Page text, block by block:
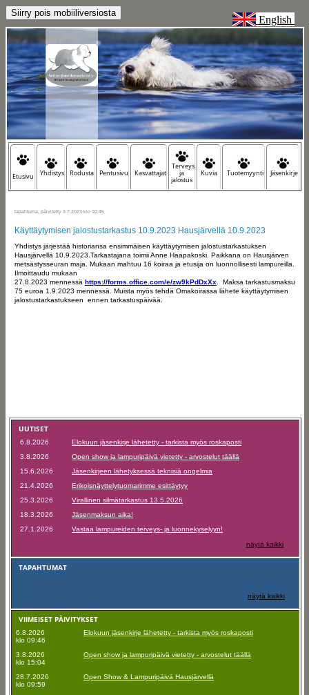
English
Etusivu Yhdistys Rodusta Pentusivu Kasvattajat
Terveys
ja
jalostus
Kuvia Tuotemyynti Jäsenkirje
tapahtuma, päivitetty 3.7.2023 klo 10:45
Käyttäytymisen jalostustarkastus 10.9.2023 Hausjärvellä 10.9.2023
Yhdistys järjestää historiansa ensimmäisen käyttäytymisen jalostustarkastuksen
Hausjärvellä 10.9.2023.Tarkastajana toimii Anne Haapakoski. Paikkana on Hausjärven
metsästysseuran maja. Mukaan mahtuu 16 koiraa ja etusija on luonnollisesti lampureilla.
Ilmoittaudu mukaan
27.8.2023 mennessä https://forms.office.com/e/zw9kPdDxXx
Maksa tarkastusmaksu
75 euroa 1.9.2023 mennessä. Muista myös tehdä Omakoirassa lähete käyttäytymisen
jalostustarkastukseen ennen tarkastuspäivää.
UUTISET
6.8.2026
Elokuun jäsenkirje lähetetty - tarkista myös roskaposti
3.8.2026
Open show ja lampuripäivä vietetty - arvostelut täällä
15.6.2026
Jäsenkirjeen lähetyksessä teknisiä ongelmia
21.4.2026
Erikoisnäyttelytuomarimme esittäytyy
25.3.2026
Virallinen silmätarkastus 13.5.2026
18.3.2026
Jäsenmaksun aika!
27.1.2026
Vastaa lampureiden terveys- ja luonnekyselyyn!
näytä kaikki
TAPAHTUMAT
näytä kaikki
VIIMEISET PÄIVITYKSET
6.8.2026
klo 09:46
Elokuun jäsenkirje lähetetty - tarkista myös roskaposti
3.8.2026
klo 15:04
Open show ja lampuripäivä vietetty - arvostelut täällä
28.7.2026
klo 09:59
Open Show & Lampuripäivä Hausjärvellä